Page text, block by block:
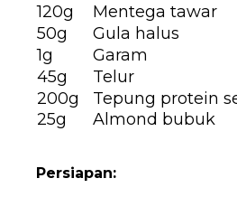
120g
Mentega tawar
50g
Gula halus
1g
Garam
45g
Telur
200g
Tepung protein
25g
Almond bubuk
Persiapan: